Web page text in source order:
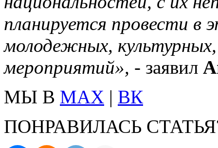
планируется провести в
молодежных,
мероприятий», - заявил
МЫ В MAX | ВК
ПОНРАВИЛАСЬ